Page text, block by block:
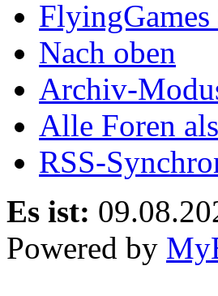
FlyingGames
Nach oben
Archiv-
Alle Foren
RSS-
Es ist:
Powered by